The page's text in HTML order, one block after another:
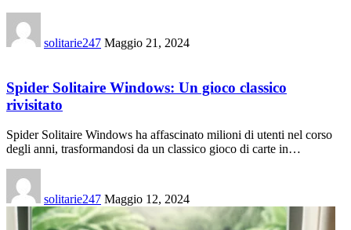
solitarie247 Maggio 21, 2024
Spider Solitaire Windows: Un gioco classico
rivisitato
Spider Solitaire Windows ha affascinato milioni di utenti nel corso
degli anni, trasformandosi da un classico gioco di carte in…
solitarie247 Maggio 12, 2024